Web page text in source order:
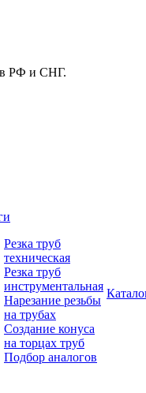
РФ и СНГ.
Резка труб
техническая
Резка труб
инструментальная
Нарезание резьбы
на трубах
Создание конуса
на торцах труб
Подбор аналогов